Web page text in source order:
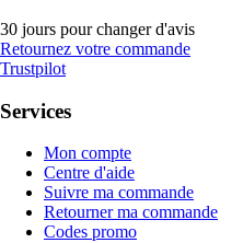
30 jours pour changer d'avis
Retournez votre commande
Trustpilot
Services
Mon compte
Centre d'aide
Suivre ma commande
Retourner ma commande
Codes promo